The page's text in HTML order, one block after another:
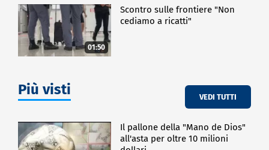
01:50
Scontro sulle frontiere "Non
cediamo a ricatti"
Più visti VEDI TUTTI
Il pallone della "Mano de Dios"
all'asta per oltre 10 milioni